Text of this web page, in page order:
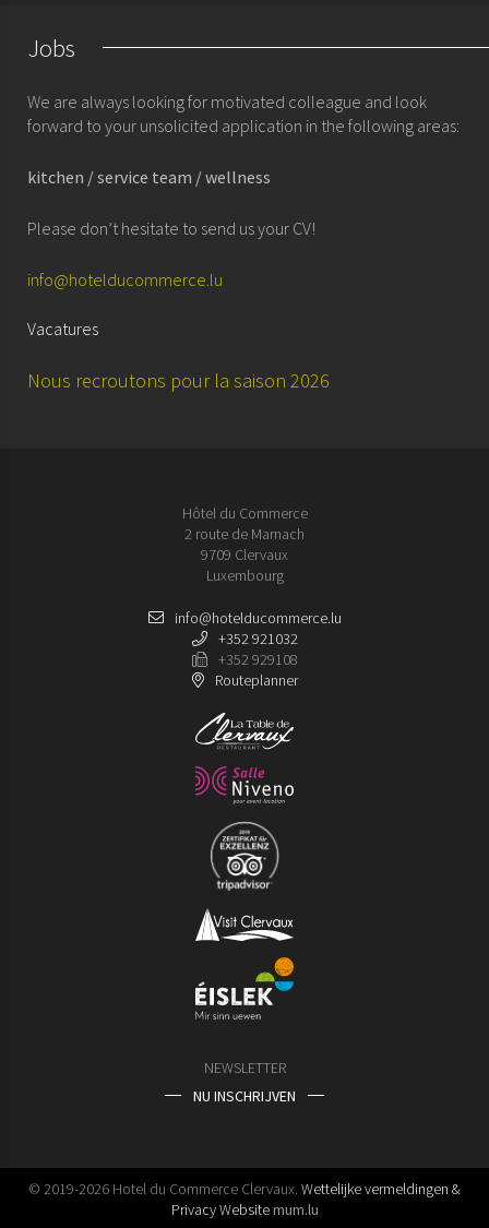
Jobs
We are always looking for motivated colleague and look
forward to your unsolicited application in the following areas:
kitchen / service team / wellness
Please don’t hesitate to send us your CV!
info@hotelducommerce.lu
Vacatures
Nous recroutons pour la saison 2026
Hôtel du Commerce
2 route de Marnach
9709 Clervaux
Luxembourg
info@hotelducommerce.lu
+352 921032
+352 929108
Routeplanner
NEWSLETTER
NU INSCHRIJVEN
© 2019-2026 Hotel du Commerce Clervaux. Wettelijke vermeldingen &
PrivacyWebsitemum.lu